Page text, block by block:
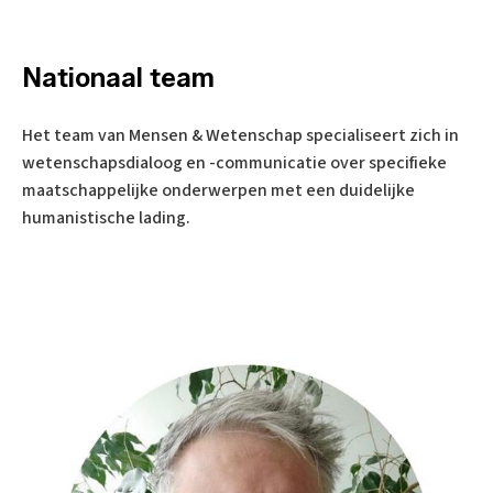
Nationaal team
Het team van Mensen & Wetenschap specialiseert zich in
wetenschapsdialoog en -communicatie over specifieke
maatschappelijke onderwerpen met een duidelijke
humanistische lading.